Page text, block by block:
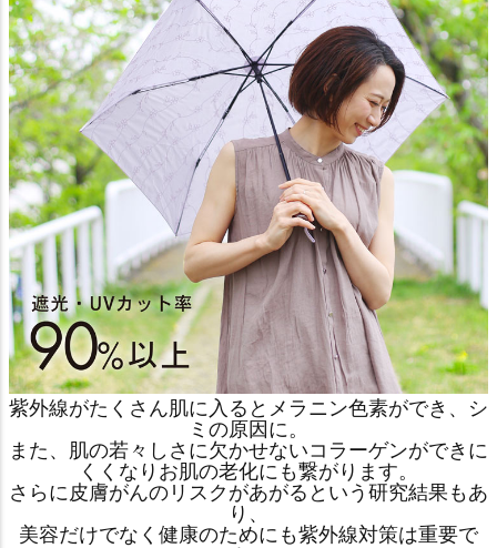
紫外線がたくさん肌に入るとメラニン色素ができ、シ
ミの原因に。
また、肌の若々しさに欠かせないコラーゲンができに
くくなりお肌の老化にも繋がります。
さらに皮膚がんのリスクがあがるという研究結果もあ
り、
美容だけでなく健康のためにも紫外線対策は重要で